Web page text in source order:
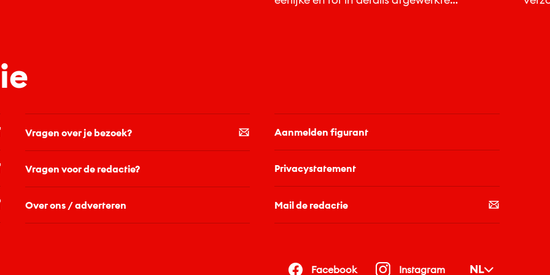
Vragen over je bezoek?
Vragen voor de redactie?
Over ons / adverteren
Aanmelden figurant
Privacystatement
Mail de redactie
Facebook Instagram NL